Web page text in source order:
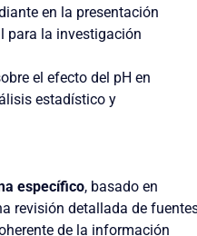
en la presentación
para la investigación
el efecto del pH en
estadístico y
específico, basado en
revisión detallada de
de la información